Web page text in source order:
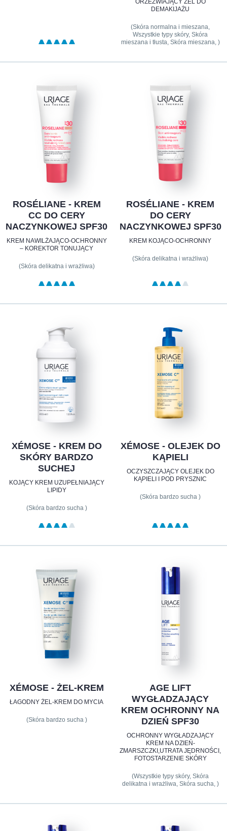
DEMAKIJAŻU
(Skóra normalna i mieszana,
Wszystkie typy skóry, Skóra
mieszana i tłusta, Skóra mieszana, )
ROSÉLIANE - KREM
CC DO CERY
NACZYNKOWEJ SPF30
KREM NAWILŻAJĄCO-OCHRONNY
– KOREKTOR TONUJĄCY
(Skóra delikatna i wrażliwa)
ROSÉLIANE - KREM
DO CERY
NACZYNKOWEJ SPF30
KREM KOJĄCO-OCHRONNY
(Skóra delikatna i wrażliwa)
XÉMOSE - KREM DO
SKÓRY BARDZO
SUCHEJ
KOJĄCY KREM UZUPEŁNIAJĄCY
LIPIDY
(Skóra bardzo sucha )
XÉMOSE - OLEJEK DO
KĄPIELI
OCZYSZCZAJĄCY OLEJEK DO
KĄPIELI I POD PRYSZNIC
(Skóra bardzo sucha )
XÉMOSE - ŻEL-KREM
ŁAGODNY ŻEL-KREM DO MYCIA
(Skóra bardzo sucha )
AGE LIFT
WYGŁADZAJĄCY
KREM OCHRONNY NA
DZIEŃ SPF30
OCHRONNY WYGŁADZAJĄCY
KREM NA DZIEŃ-
ZMARSZCZKI,UTRATA JĘDRNOŚCI,
FOTOSTARZENIE SKÓRY
(Wszystkie typy skóry, Skóra
delikatna i wrażliwa, Skóra sucha, )